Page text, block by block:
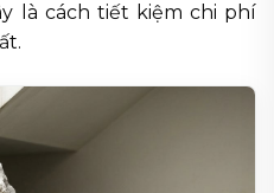
là cách tiết kiệm chi phí